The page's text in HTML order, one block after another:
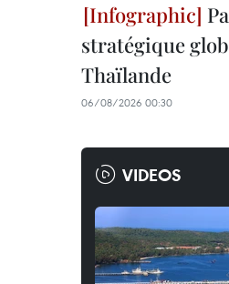
stratégique
Thaïlande
06/08/2026 00:30
VIDEOS